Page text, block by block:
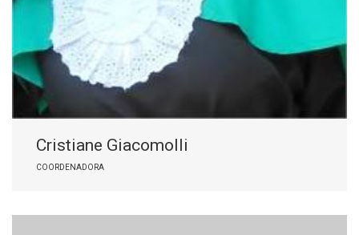
Cristiane Giacomolli
COORDENADORA